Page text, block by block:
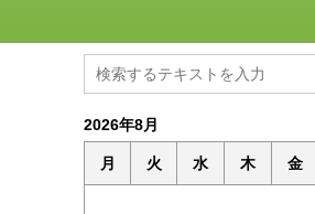
2026年8月
月 火 水 木 金